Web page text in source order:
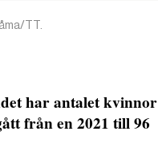
TT.
har antalet kvinnor
från en 2021 till 96